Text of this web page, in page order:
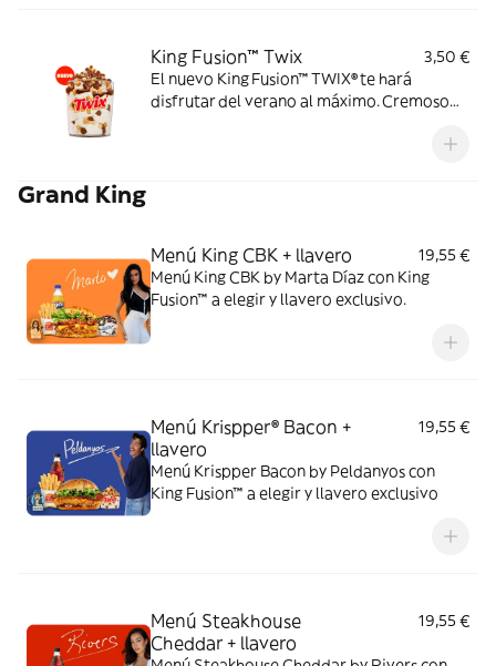
King Fusion™ Twix
3,50 €
El nuevo King Fusion™ TWIX® te hará
disfrutar del verano al máximo. Cremoso
Grand King
Menú King CBK + llavero
19,55 €
Menú King CBK by Marta Díaz con King
Fusion™ a elegir y llavero exclusivo.
Menú Krispper® Bacon +
llavero
19,55 €
Menú Krispper Bacon by Peldanyos con
King Fusion™ a elegir y llavero exclusivo
Menú Steakhouse
Cheddar + llavero
19,55 €